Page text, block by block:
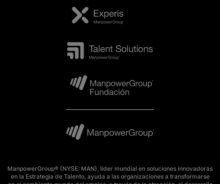
ManpowerGroup® (NYSE: MAN), líder mundial en soluciones innovadoras
en la Estrategia de Talento, ayuda a las organizaciones a transformarse